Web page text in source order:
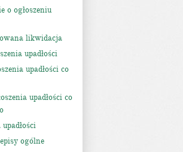
o ogłoszeniu
likwidacja
upadłości
upadłości co
upadłości co
ogólne